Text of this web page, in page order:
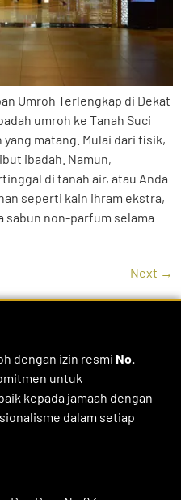
Umroh Terlengkap di Dekat
umroh ke Tanah Suci
matang. Mulai dari fisik,
ibadah. Namun,
di tanah air, atau Anda
seperti kain ihram ekstra,
sabun non-parfum selama
Next →
dengan izin resmi No.
untuk
kepada jamaah dengan
dalam setiap